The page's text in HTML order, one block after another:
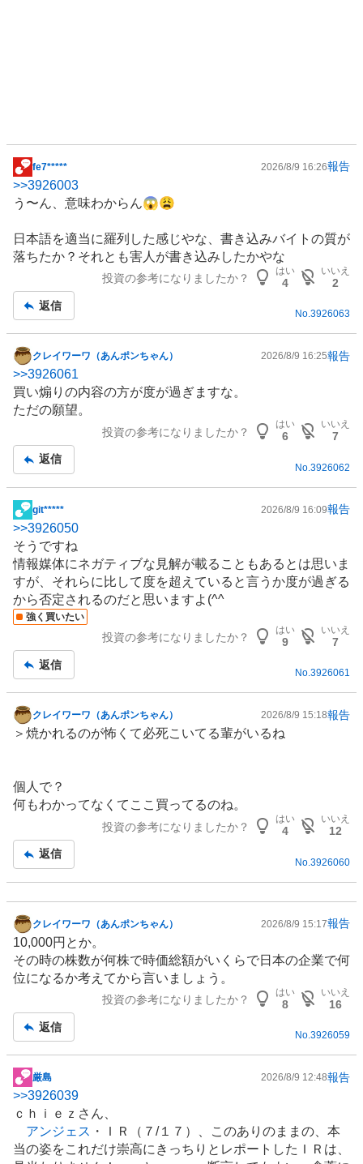
掲
示
板
事
fe7***** 2026/8/9 16:26報告
>>3926003
う〜ん、意味わからん😱😩
日本語を適当に羅列した感じやな、書き込みバイトの質が
落ちたか？それとも害人が書き込みしたかやな
投資の参考になりましたか？
はい
4
いいえ
2
返信
No.3926063
掲
示
板
記
クレイワーワ（あんポンちゃん） 2026/8/9 16:25報告
>>3926061
買い煽りの内容の方が度が過ぎますな。
ただの願望。
投資の参考になりましたか？
はい
6
いいえ
7
返信
No. 3926062
掲
示
板
記
事
git***** 2026/8/9 16:09報告
>>3926050
そうですね
情報媒体にネガティブな見解が載ることもあるとは思いま
すが、それらに比して度を超えていると言うか度が過ぎる
から否定されるのだと思いますよ(^^ゞ
強く買いたい
投資の参考になりましたか？
はい
9
いいえ
7
返信
No.3926061
掲
示
事
クレイワーワ（あんポンちゃん） 2026/8/9 15:18報告
＞焼かれるのが怖くて必死こいてる輩がいるね
個人で？
何もわかってなくてここ買ってるのね。
投資の参考になりましたか？
はい
4
いいえ
12
返信
No. 3926060
掲
示
板
記
クレイワーワ（あんポンちゃん） 2026/8/9 15:17報告
10,000円とか。
その時の株数が何株で時価総額がいくらで日本の企業で何
位になるか考えてから言いましょう。
投資の参考になりましたか？
はい
8
いいえ
16
返信
No.3926059
掲
示
板
事
厳島 2026/8/9 12:48報告
>>3926039
ｃｈｉｅｚさん、
アンジェス ・ ＩＲ
（７/１７）、このありのままの、本
当の姿をこれだけ崇高にきっちりとレポートしたＩＲは、